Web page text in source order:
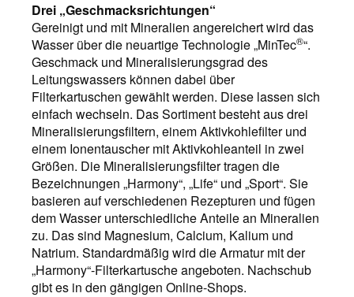
Drei „Geschmacksrichtungen“
Gereinigt und mit Mineralien angereichert wird das
Wasser über die neuartige Technologie „MinTec®“.
Geschmack und Mineralisierungsgrad des
Leitungswassers können dabei über
Filterkartuschen gewählt werden. Diese lassen sich
einfach wechseln. Das Sortiment besteht aus drei
Mineralisierungsfiltern, einem Aktivkohlefilter und
einem Ionentauscher mit Aktivkohleanteil in zwei
Größen. Die Mineralisierungsfilter tragen die
Bezeichnungen „Harmony“, „Life“ und „Sport“. Sie
basieren auf verschiedenen Rezepturen und fügen
dem Wasser unterschiedliche Anteile an Mineralien
zu. Das sind Magnesium, Calcium, Kalium und
Natrium. Standardmäßig wird die Armatur mit der
„Harmony“-Filterkartusche angeboten. Nachschub
gibt es in den gängigen Online-Shops.